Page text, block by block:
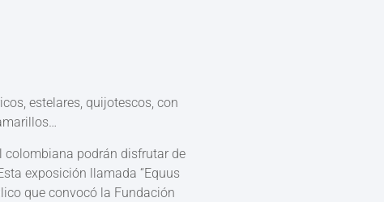
estelares, quijotescos, con
colombiana podrán disfrutar de
exposición llamada “Equus
que convocó la Fundación